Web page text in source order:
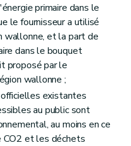
primaire dans le
le fournisseur a utilisé
wallonne, et la part de
dans le bouquet
proposé par le
wallonne ;
officielles existantes
au public sont
au moins en ce
CO2 et les déchets